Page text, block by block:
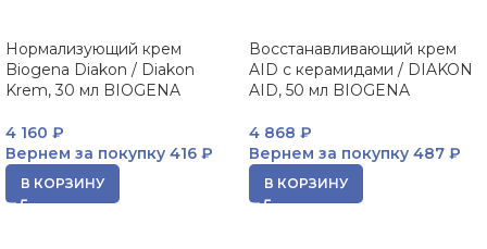
Нормализующий крем
Biogena Diakon / Diakon
Krem, 30 мл BIOGENA
4 160 ₽
Вернем за покупку 416 ₽
В КОРЗИНУ
Восстанавливающий крем
AID с керамидами / DIAKON
AID, 50 мл BIOGENA
4 868 ₽
Вернем за покупку 487 ₽
В КОРЗИНУ